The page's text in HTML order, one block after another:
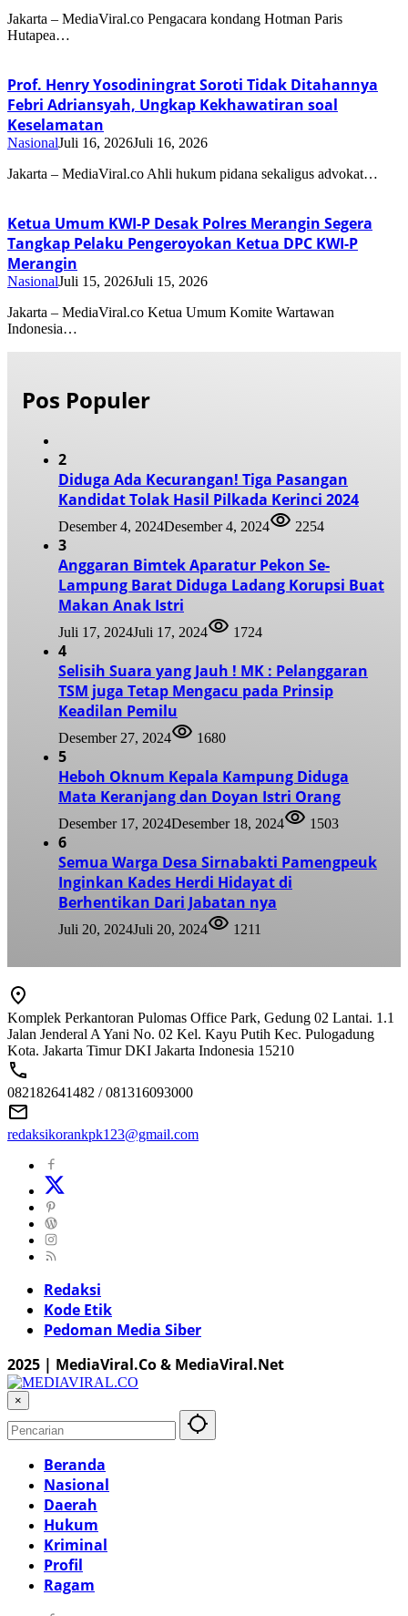
Jakarta – MediaViral.co Pengacara kondang Hotman Paris
Hutapea…
Prof. Henry Yosodiningrat Soroti Tidak Ditahannya
Febri Adriansyah, Ungkap Kekhawatiran soal
Keselamatan
NasionalJuli 16, 2026Juli 16, 2026
Jakarta – MediaViral.co Ahli hukum pidana sekaligus advokat…
Ketua Umum KWI-P Desak Polres Merangin Segera
Tangkap Pelaku Pengeroyokan Ketua DPC KWI-P
Merangin
NasionalJuli 15, 2026Juli 15, 2026
Jakarta – MediaViral.co Ketua Umum Komite Wartawan
Indonesia…
Pos Populer
2
Diduga Ada Kecurangan! Tiga Pasangan
Kandidat Tolak Hasil Pilkada Kerinci 2024
Desember 4, 2024Desember 4, 2024 2254
3
Anggaran Bimtek Aparatur Pekon Se-
Lampung Barat Diduga Ladang Korupsi Buat
Makan Anak Istri
Juli 17, 2024Juli 17, 2024 1724
4
Selisih Suara yang Jauh ! MK : Pelanggaran
TSM juga Tetap Mengacu pada Prinsip
Keadilan Pemilu
Desember 27, 2024 1680
5
Heboh Oknum Kepala Kampung Diduga
Mata Keranjang dan Doyan Istri Orang
Desember 17, 2024Desember 18, 2024 1503
6
Semua Warga Desa Sirnabakti Pamengpeuk
Inginkan Kades Herdi Hidayat di
Berhentikan Dari Jabatan nya
Juli 20, 2024Juli 20, 2024 1211
Komplek Perkantoran Pulomas Office Park, Gedung 02 Lantai. 1.1
Jalan Jenderal A Yani No. 02 Kel. Kayu Putih Kec. Pulogadung
Kota. Jakarta Timur DKI Jakarta Indonesia 15210
082182641482 / 081316093000
redaksikorankpk123@gmail.com
Redaksi
Kode Etik
Pedoman Media Siber
2025 | MediaViral.Co & MediaViral.Net
×
Beranda
Nasional
Daerah
Hukum
Kriminal
Profil
Ragam